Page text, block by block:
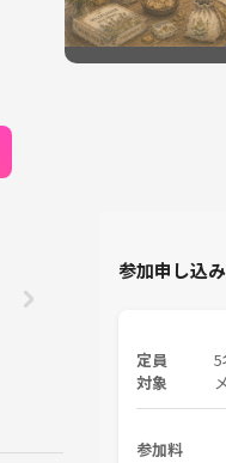
参加申し込み
定員 5
対象
参加料